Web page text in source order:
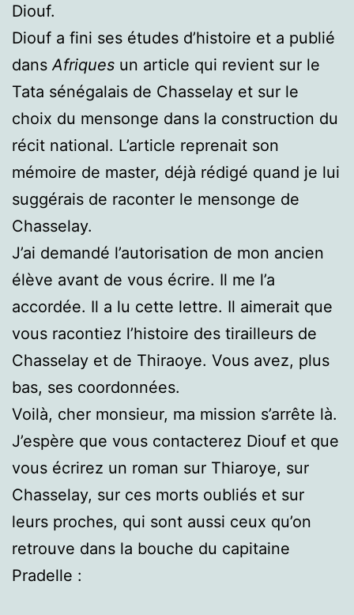
Diouf.
Diouf a fini ses études d’histoire et a publié
dans Afriques un article qui revient sur le
Tata sénégalais de Chasselay et sur le
choix du mensonge dans la construction du
récit national. L’article reprenait son
mémoire de master, déjà rédigé quand je lui
suggérais de raconter le mensonge de
Chasselay.
J’ai demandé l’autorisation de mon ancien
élève avant de vous écrire. Il me l’a
accordée. Il a lu cette lettre. Il aimerait que
vous racontiez l’histoire des tirailleurs de
Chasselay et de Thiraoye. Vous avez, plus
bas, ses coordonnées.
Voilà, cher monsieur, ma mission s’arrête là.
J’espère que vous contacterez Diouf et que
vous écrirez un roman sur Thiaroye, sur
Chasselay, sur ces morts oubliés et sur
leurs proches, qui sont aussi ceux qu’on
retrouve dans la bouche du capitaine
Pradelle :